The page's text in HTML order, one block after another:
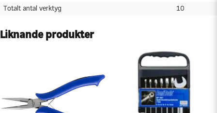
Totalt antal verktyg 10
Liknande produkter